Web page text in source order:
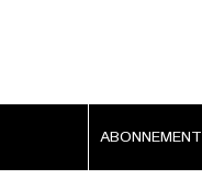
ABONNEMENT